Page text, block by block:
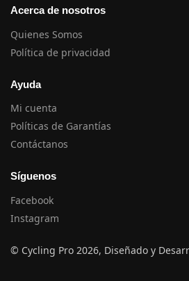
Acerca de nosotros
Quienes Somos
Política de privacidad
Ayuda
Mi cuenta
Políticas de Garantías
Contáctanos
Síguenos
Facebook
Instagram
© Cycling Pro 2026, Diseñado y